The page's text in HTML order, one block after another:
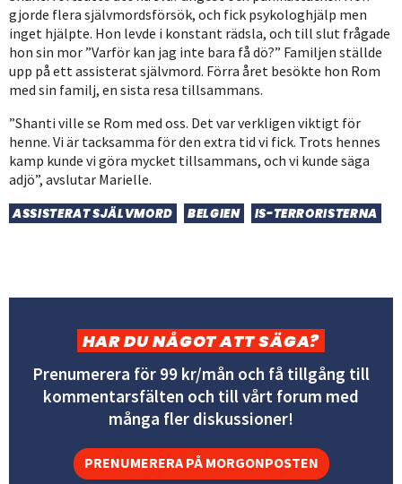
gjorde flera självmordsförsök, och fick psykologhjälp men
inget hjälpte. Hon levde i konstant rädsla, och till slut frågade
hon sin mor ”Varför kan jag inte bara få dö?” Familjen ställde
upp på ett assisterat självmord. Förra året besökte hon Rom
med sin familj, en sista resa tillsammans.
”Shanti ville se Rom med oss. Det var verkligen viktigt för
henne. Vi är tacksamma för den extra tid vi fick. Trots hennes
kamp kunde vi göra mycket tillsammans, och vi kunde säga
adjö”, avslutar Marielle.
ASSISTERAT SJÄLVMORD BELGIEN IS-TERRORISTERNA
HAR DU NÅGOT ATT SÄGA?
Prenumerera för 99 kr/mån och få tillgång till
kommentarsfälten och till vårt forum med
många fler diskussioner!
PRENUMERERA PÅ MORGONPOSTEN